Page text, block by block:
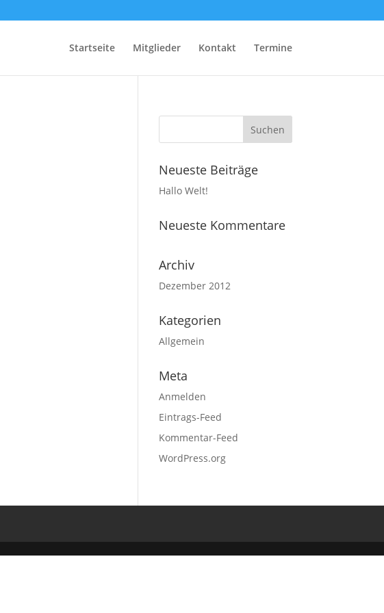
Startseite Mitglieder Kontakt Termine
Neueste Beiträge
Hallo Welt!
Neueste Kommentare
Archiv
Dezember 2012
Kategorien
Allgemein
Meta
Anmelden
Eintrags-Feed
Kommentar-Feed
WordPress.org